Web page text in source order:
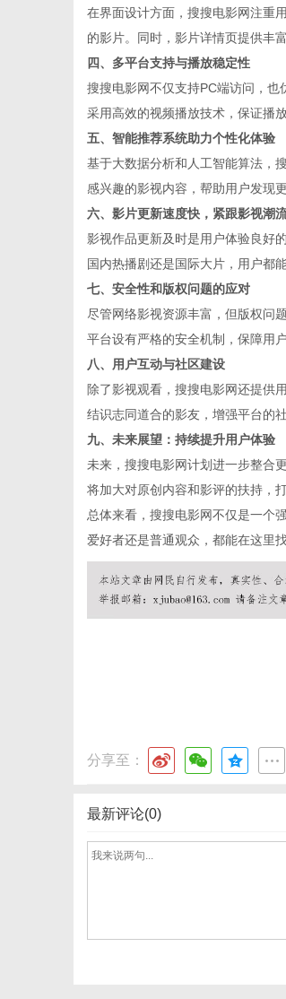
在界面设计方面，搜搜电影网注重
的影片。同时，影片详情页提供丰
四、多平台支持与播放稳定性
搜搜电影网不仅支持PC端访问，
采用高效的视频播放技术，保证播
五、智能推荐系统助力个性化体验
基于大数据分析和人工智能算法，
感兴趣的影视内容，帮助用户发现
六、影片更新速度快，紧跟影视潮
影视作品更新及时是用户体验良好
国内热播剧还是国际大片，用户都
七、安全性和版权问题的应对
尽管网络影视资源丰富，但版权问
平台设有严格的安全机制，保障用
八、用户互动与社区建设
除了影视观看，搜搜电影网还提供
结识志同道合的影友，增强平台的社
九、未来展望：持续提升用户体验
未来，搜搜电影网计划进一步整合
将加大对原创内容和影评的扶持，
总体来看，搜搜电影网不仅是一个
爱好者还是普通观众，都能在这里
分享至：
最新评论(0)